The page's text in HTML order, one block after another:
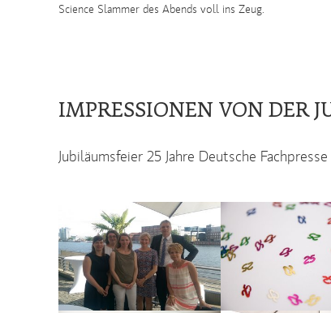
Science Slammer des Abends voll ins Zeug.
IMPRESSIONEN VON DER
Jubiläumsfeier 25 Jahre Deutsche Fachpresse